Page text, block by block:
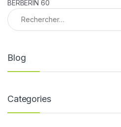
BERBERIN 60
Rechercher :
Blog
Categories